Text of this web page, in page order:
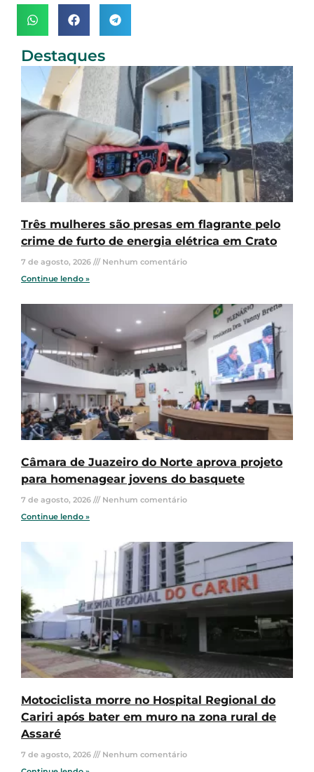
Destaques
Três mulheres são presas em flagrante pelo
crime de furto de energia elétrica em Crato
7 de agosto, 2026
Nenhum comentário
Continue lendo »
Câmara de Juazeiro do Norte aprova projeto
para homenagear jovens do basquete
7 de agosto, 2026
Nenhum comentário
Continue lendo »
Motociclista morre no Hospital Regional do
Cariri após bater em muro na zona rural de
Assaré
7 de agosto, 2026
Nenhum comentário